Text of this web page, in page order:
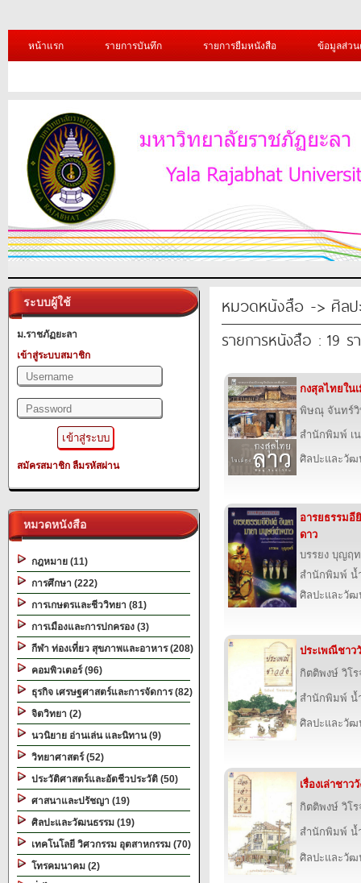
หน้าแรก รายการบันทึก รายการยืมหนังสือ ข้อมูลส่ว
ระบบผู้ใช้
ม.ราชภัฏยะลา
เข้าสู่ระบบสมาชิก
สมัครสมาชิก ลืมรหัสผ่าน
หมวดหนังสือ
กฎหมาย (11)
การศึกษา (222)
การเกษตรและชีววิทยา (81)
การเมืองและการปกครอง (3)
กีฬา ท่องเที่ยว สุขภาพและอาหาร (208)
คอมพิวเตอร์ (96)
ธุรกิจ เศรษฐศาสตร์และการจัดการ (82)
จิตวิทยา (2)
นวนิยาย อ่านเล่น และนิทาน (9)
วิทยาศาสตร์ (52)
ประวัติศาสตร์และอัตชีวประวัติ (50)
ศาสนาและปรัชญา (19)
ศิลปะและวัฒนธรรม (19)
เทคโนโลยี วิศวกรรม อุตสาหกรรม (70)
โทรคมนาคม (2)
หมวดหนังสือ -> ศิลป
รายการหนังสือ : 19 ร
กงสุลไทยใน
พิษณุ จันทร์
สำนักพิมพ์ เ
ศิลปะและวัฒ
อารยธรรมอี
ดาว
บรรยง บุญฤ
สำนักพิมพ์ น้
ศิลปะและวัฒ
ประเพณีชาว
กิตติพงษ์ วิโ
สำนักพิมพ์ น้
ศิลปะและวัฒ
เรื่องเล่าชาววั
กิตติพงษ์ วิโ
สำนักพิมพ์ น้
ศิลปะและวัฒ